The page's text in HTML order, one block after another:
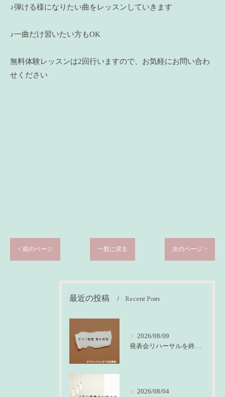
♪弾ける様になりたい曲をレッスンしていきます
♪一曲だけ習いたい方もOK
無料体験レッスンは2回行いますので、お気軽にお問い合わ
せください
< 前のページ 一覧に戻る 次のページ >
最近の投稿 Recent Posts
2026/08/09
発表会リハーサルを終えて
2026/08/04